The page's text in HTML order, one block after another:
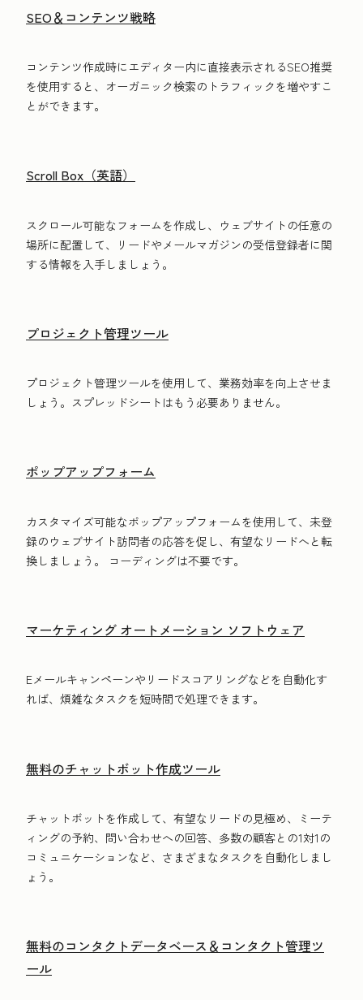
SEO＆コンテンツ戦略
コンテンツ作成時にエディター内に直接表示されるSEO推奨
を使用すると、オーガニック検索のトラフィックを増やすこ
とができます。
Scroll Box（英語）
スクロール可能なフォームを作成し、ウェブサイトの任意の
場所に配置して、リードやメールマガジンの受信登録者に関
する情報を入手しましょう。
プロジェクト管理ツール
プロジェクト管理ツールを使用して、業務効率を向上させま
しょう。スプレッドシートはもう必要ありません。
ポップアップフォーム
カスタマイズ可能なポップアップフォームを使用して、未登
録のウェブサイト訪問者の応答を促し、有望なリードへと転
換しましょう。 コーディングは不要です。
マーケティング オートメーション ソフトウェア
Eメールキャンペーンやリードスコアリングなどを自動化す
れば、煩雑なタスクを短時間で処理できます。
無料のチャットボット作成ツール
チャットボットを作成して、有望なリードの見極め、ミーテ
ィングの予約、問い合わせへの回答、多数の顧客との1対1の
コミュニケーションなど、さまざまなタスクを自動化しまし
ょう。
無料のコンタクトデータベース＆コンタクト管理ツ
ール